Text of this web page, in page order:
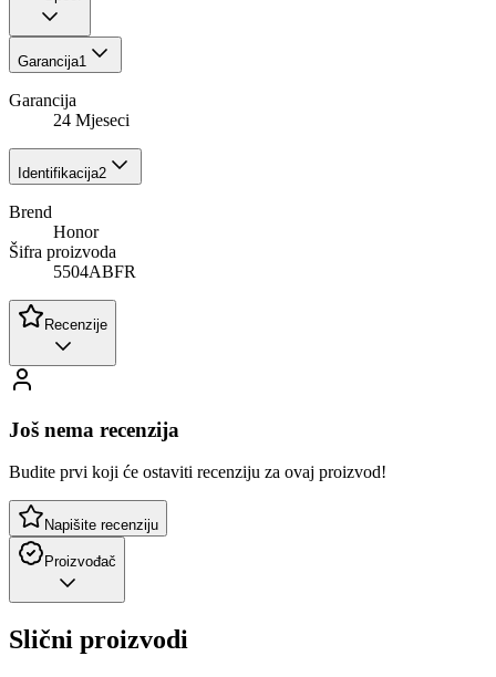
Garancija1
Garancija
24 Mjeseci
Identifikacija2
Brend
Honor
Šifra proizvoda
5504ABFR
Recenzije
Još nema recenzija
Budite prvi koji će ostaviti recenziju za ovaj proizvod!
Napišite recenziju
Proizvođač
Slični proizvodi